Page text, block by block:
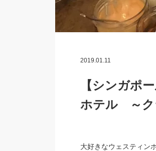
2019.01.11
【シンガポ
ホテル ～ク
大好きなウェスティン